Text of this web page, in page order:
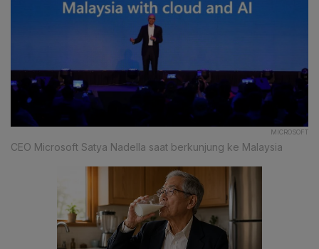
MICROSOFT
CEO Microsoft Satya Nadella saat berkunjung ke Malaysia